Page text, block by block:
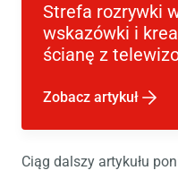
Strefa rozrywki
wskazówki i
ścianę z
Zobacz artykuł
Ciąg dalszy artykułu